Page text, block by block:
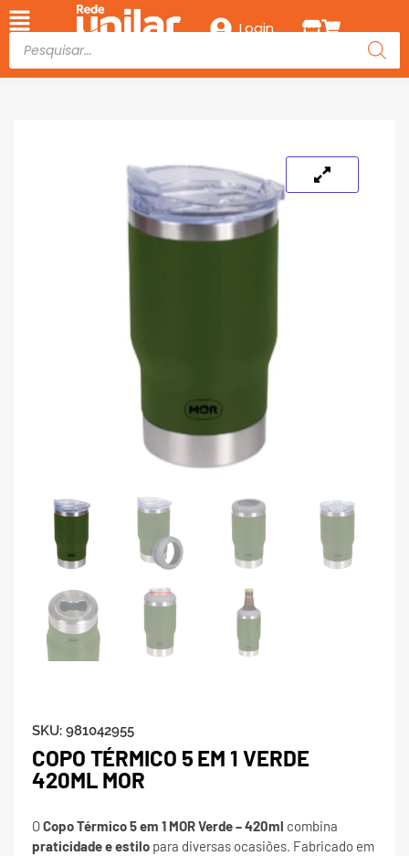
Login
SKU: 981042955
COPO TÉRMICO 5 EM 1 VERDE
420ML MOR
OCopo Térmico 5 em 1 MOR Verde – 420ml combina
praticidade e estilo para diversas ocasiões. Fabricado em